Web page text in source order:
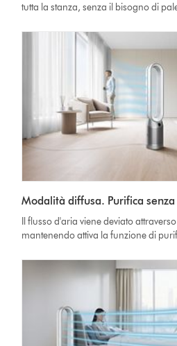
tutta la stanza, senza il bisogno di
Modalità diffusa. Purifica
Il flusso d'aria viene deviato
mantenendo attiva la funzione di